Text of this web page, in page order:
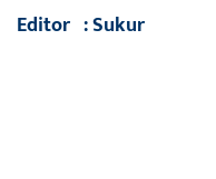
Editor : Sukur